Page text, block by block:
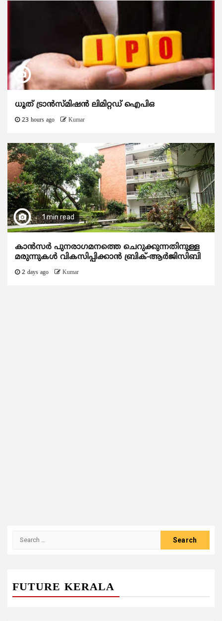
ധൂത് ട്രാൻസ്മിഷൻ ലിമിറ്റഡ് ഐപിഒ
23 hours ago Kumar
1 min read
കാന്‍സര്‍ പുനരാഗമനത്തെ ചെറുക്കുന്നതിനുള്ള
മരുന്നുകള്‍ വികസിപ്പിക്കാന്‍ ബ്രിക്-ആര്‍ജിസിബി
2 days ago Kumar
FUTURE KERALA